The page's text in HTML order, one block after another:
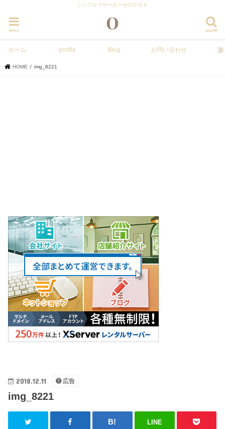
シングルマザーおーせのＤＮＡ
search
menu
ホーム profile Blog お問い合わせ
HOME img_8221
2018.12.11 広告
img_8221
LINE